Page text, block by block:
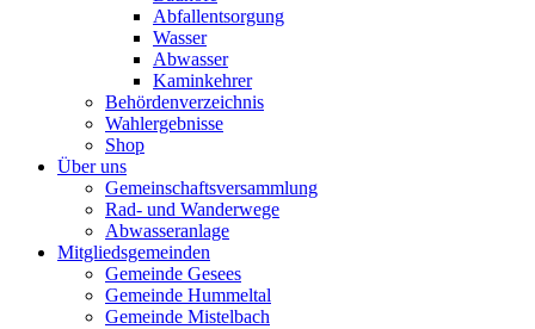
Abfallentsorgung
Wasser
Abwasser
Kaminkehrer
Behördenverzeichnis
Wahlergebnisse
Shop
Über uns
Gemeinschaftsversammlung
Rad- und Wanderwege
Abwasseranlage
Mitgliedsgemeinden
Gemeinde Gesees
Gemeinde Hummeltal
Gemeinde Mistelbach